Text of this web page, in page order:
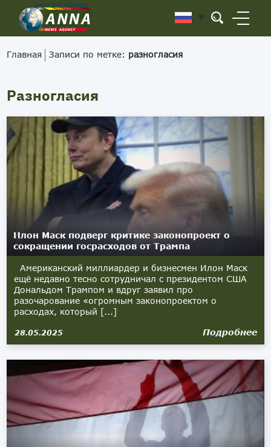
Главная Записи по метке: разногласия
Разногласия
Илон Маск подверг критике законопроект о
сокращении госрасходов от Трампа
Американский миллиардер и бизнесмен Илон Маск
ещё недавно тесно сотрудничал с президентом США
Дональдом Трампом и вдруг заявил про
разочарование «огромным законопроектом о
расходах, который [...]
28.05.2025 Подробнее